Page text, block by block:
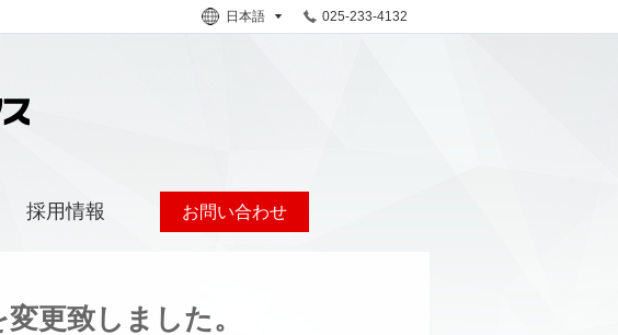
日本語 025-233-4132
採用情報 お問い合わせ
更致しました。